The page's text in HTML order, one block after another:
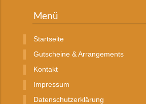
Menü
Startseite
Gutscheine & Arrangements
Kontakt
Impressum
Datenschutzerklärung